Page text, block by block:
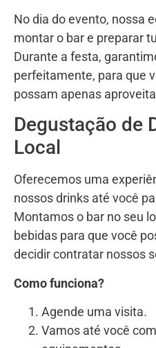
No dia do evento, nossa
montar o bar e preparar
Durante a festa,
perfeitamente, para que
possam apenas
Degustação de
Local
Oferecemos uma
nossos drinks até você
Montamos o bar no seu
bebidas para que você
decidir contratar nossos
Como funciona?
Agende uma visita.
Vamos até você